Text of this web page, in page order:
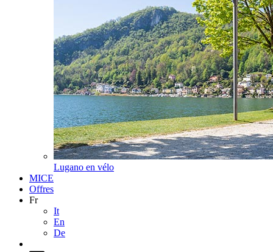
Lugano en vélo
MICE
Offres
Fr
It
En
De